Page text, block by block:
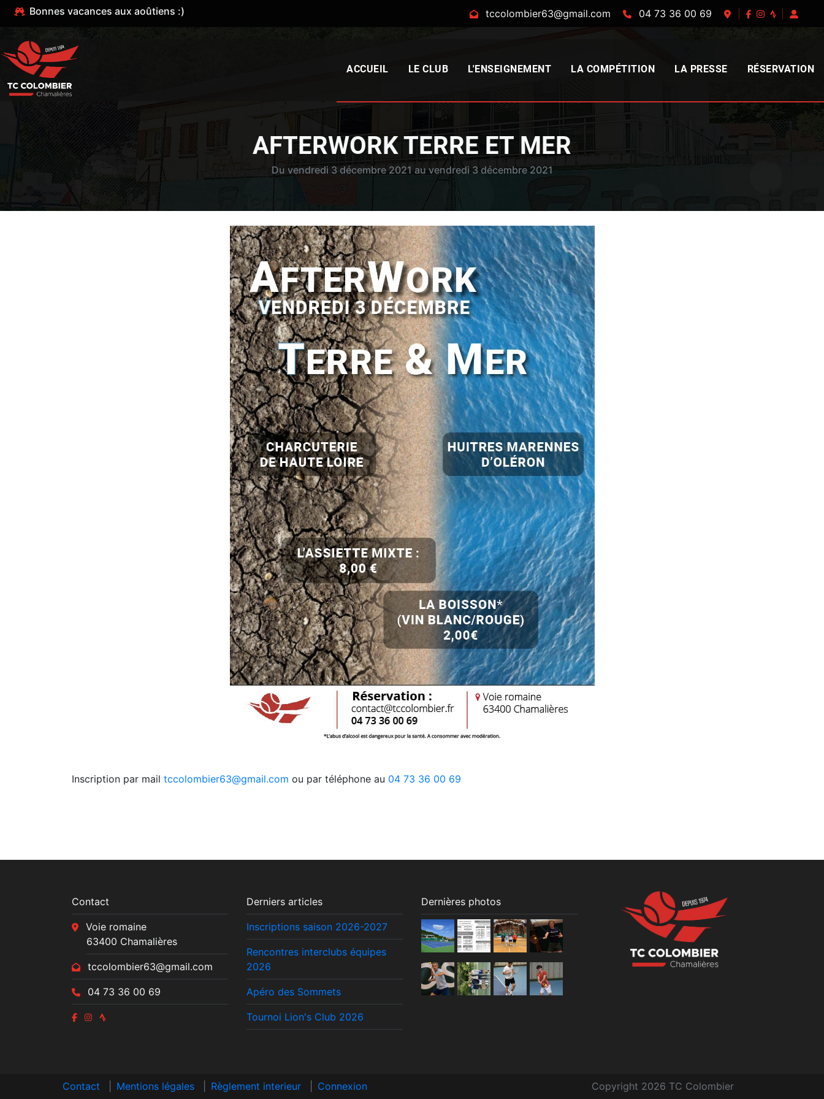
Bonnes vacances aux aoûtiens :) tccolombier63@gmail.com 04 73 36 00 69
ACCUEIL LE CLUB L'ENSEIGNEMENT LA COMPÉTITION LA PRESSE RÉSERVATION
AFTERWORK TERRE ET MER
Du vendredi 3 décembre 2021 au vendredi 3 décembre 2021
Inscription par mail tccolombier63@gmail.com ou par téléphone au 04 73 36 00 69
Contact
Voie romaine
63400 Chamalières
tccolombier63@gmail.com
04 73 36 00 69
Derniers articles
Inscriptions saison 2026-2027
Rencontres interclubs équipes
2026
Apéro des Sommets
Tournoi Lion's Club 2026
Dernières photos
Contact Mentions légales Règlement interieur Connexion Copyright 2026 TC Colombier